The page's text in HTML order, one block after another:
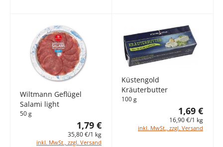
Wiltmann Geflügel
Salami light
50 g
1,79 €
35,80 €/1 kg
inkl. MwSt., zzgl. Versand
Küstengold
Kräuterbutter
100 g
1,69 €
16,90 €/1 kg
inkl. MwSt., zzgl. Versand